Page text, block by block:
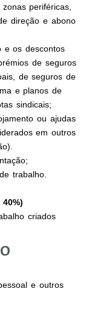
periféricas,
direção e abono
e os descontos
de seguros
de seguros de
e planos de
sindicais;
ou ajudas
em outros
trabalho.
criados
e outros